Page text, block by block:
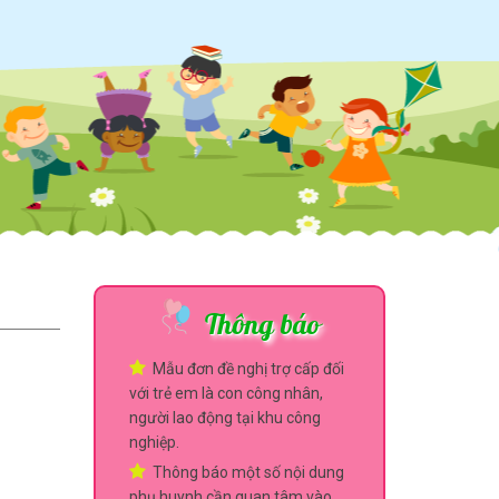
Thông báo
Mẫu đơn đề nghị trợ cấp đối
với trẻ em là con công nhân,
người lao động tại khu công
nghiệp.
Thông báo một số nội dung